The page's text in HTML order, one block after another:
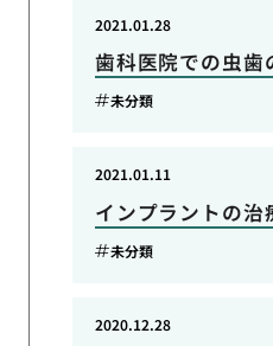
歯科医院での虫歯
2021.01.28
未分類
インプラントの治
2021.01.11
未分類
2020.12.28